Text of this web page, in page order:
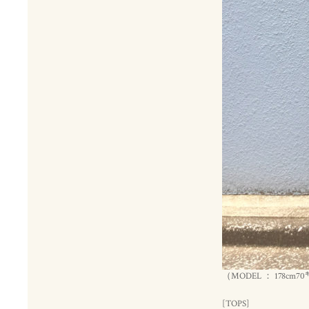
（MODEL ：
[TOPS]